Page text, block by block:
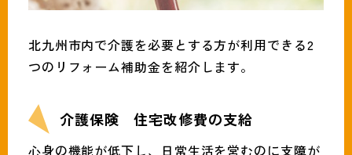
北九州市内で介護を必要とする方が利用できる2
つのリフォーム補助金を紹介します。
介護保険 住宅改修費の支給
心身の機能が低下し、日常生活を営むのに支障が